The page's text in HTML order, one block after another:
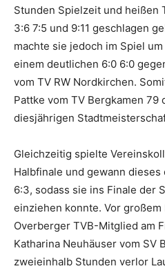
Stunden Spielzeit und heißen
3:6 7:5 und 9:11 geschlagen
machte sie jedoch im Spiel
einem deutlichen 6:0 6:0
vom TV RW Nordkirchen.
Pattke vom TV Bergkamen 79
diesjährigen
Gleichzeitig spielte
Halbfinale und gewann
6:3, sodass sie ins Finale der
einziehen konnte. Vor
Overberger TVB-Mitglied am
Katharina Neuhäuser vom SV
zweieinhalb Stunden verlor